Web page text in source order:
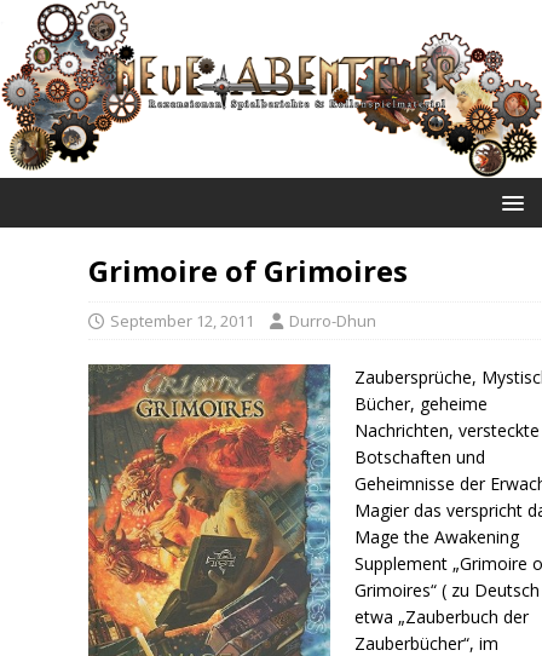
Grimoire of Grimoires
September 12, 2011 Durro-Dhun
Zaubersprüche,
Bücher, geheime
Nachrichten, versteckte
Botschaften und
Geheimnisse der
Magier das verspricht
Mage the Awakening
Supplement „Grimoire
Grimoires“ ( zu Deutsch
etwa „Zauberbuch der
Zauberbücher“, im